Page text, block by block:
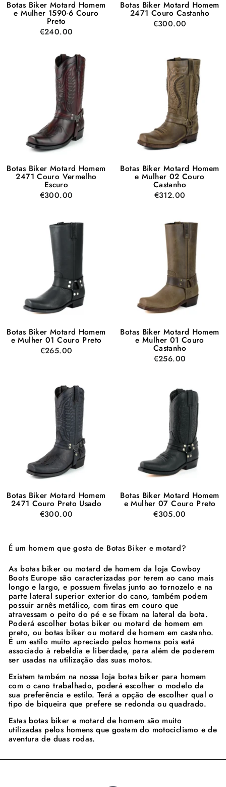
Botas Biker Motard Homem
e Mulher 1590-6 Couro
Preto
€240.00
Botas Biker Motard Homem
2471 Couro Castanho
€300.00
Botas Biker Motard Homem
2471 Couro Vermelho
Escuro
€300.00
Botas Biker Motard Homem
e Mulher 02 Couro
Castanho
€312.00
Botas Biker Motard Homem
e Mulher 01 Couro Preto
€265.00
Botas Biker Motard Homem
e Mulher 01 Couro
Castanho
€256.00
Botas Biker Motard Homem
2471 Couro Preto Usado
€300.00
Botas Biker Motard Homem
e Mulher 07 Couro Preto
€305.00
É um homem que gosta de Botas Biker e motard?
As botas biker ou motard de homem da loja Cowboy
Boots Europe são caracterizadas por terem ao cano mais
longo e largo, e possuem fivelas junto ao tornozelo e na
parte lateral superior exterior do cano, também podem
possuir arnês metálico, com tiras em couro que
atravessam o peito do pé e se fixam na lateral da bota.
Poderá escolher botas biker ou motard de homem em
preto, ou botas biker ou motard de homem em castanho.
É um estilo muito apreciado pelos homens pois está
associado à rebeldia e liberdade, para além de poderem
ser usadas na utilização das suas motos.
Existem também na nossa loja botas biker para homem
com o cano trabalhado, poderá escolher o modelo da
sua preferência e estilo. Terá a opção de escolher qual o
tipo de biqueira que prefere se redonda ou quadrado.
Estas botas biker e motard de homem são muito
utilizadas pelos homens que gostam do motociclismo e de
aventura de duas rodas.